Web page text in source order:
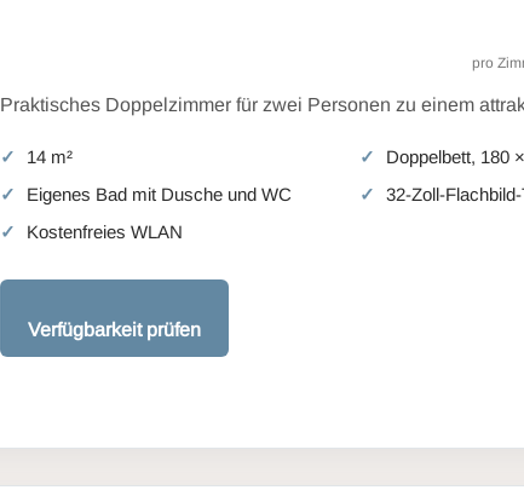
pro
Praktisches Doppelzimmer für zwei Personen zu einem
14 m²
Doppelbett, 180
Eigenes Bad mit Dusche und WC
32-Zoll-
Kostenfreies WLAN
Verfügbarkeit prüfen